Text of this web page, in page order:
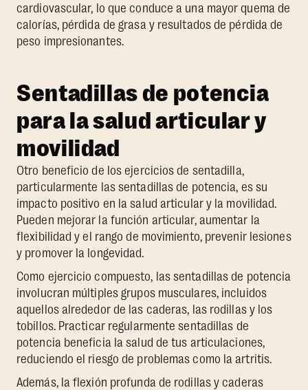
cardiovascular, lo que conduce a una mayor quema de
calorías, pérdida de grasa y resultados de pérdida de
peso impresionantes.
Sentadillas de potencia
para la salud articular y
movilidad
Otro beneficio de los ejercicios de sentadilla,
particularmente las sentadillas de potencia, es su
impacto positivo en la salud articular y la movilidad.
Pueden mejorar la función articular, aumentar la
flexibilidad y el rango de movimiento, prevenir lesiones
y promover la longevidad.
Como ejercicio compuesto, las sentadillas de potencia
involucran múltiples grupos musculares, incluidos
aquellos alrededor de las caderas, las rodillas y los
tobillos. Practicar regularmente sentadillas de
potencia beneficia la salud de tus articulaciones,
reduciendo el riesgo de problemas como la artritis.
Además, la flexión profunda de rodillas y caderas